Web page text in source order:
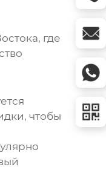
где
чтобы